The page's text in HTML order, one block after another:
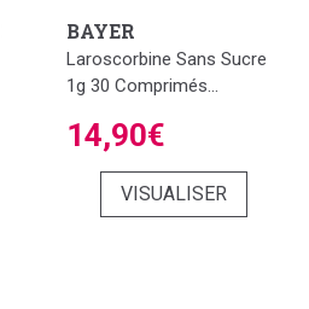
BAYER
Laroscorbine Sans Sucre
1g 30 Comprimés...
14,90€
VISUALISER